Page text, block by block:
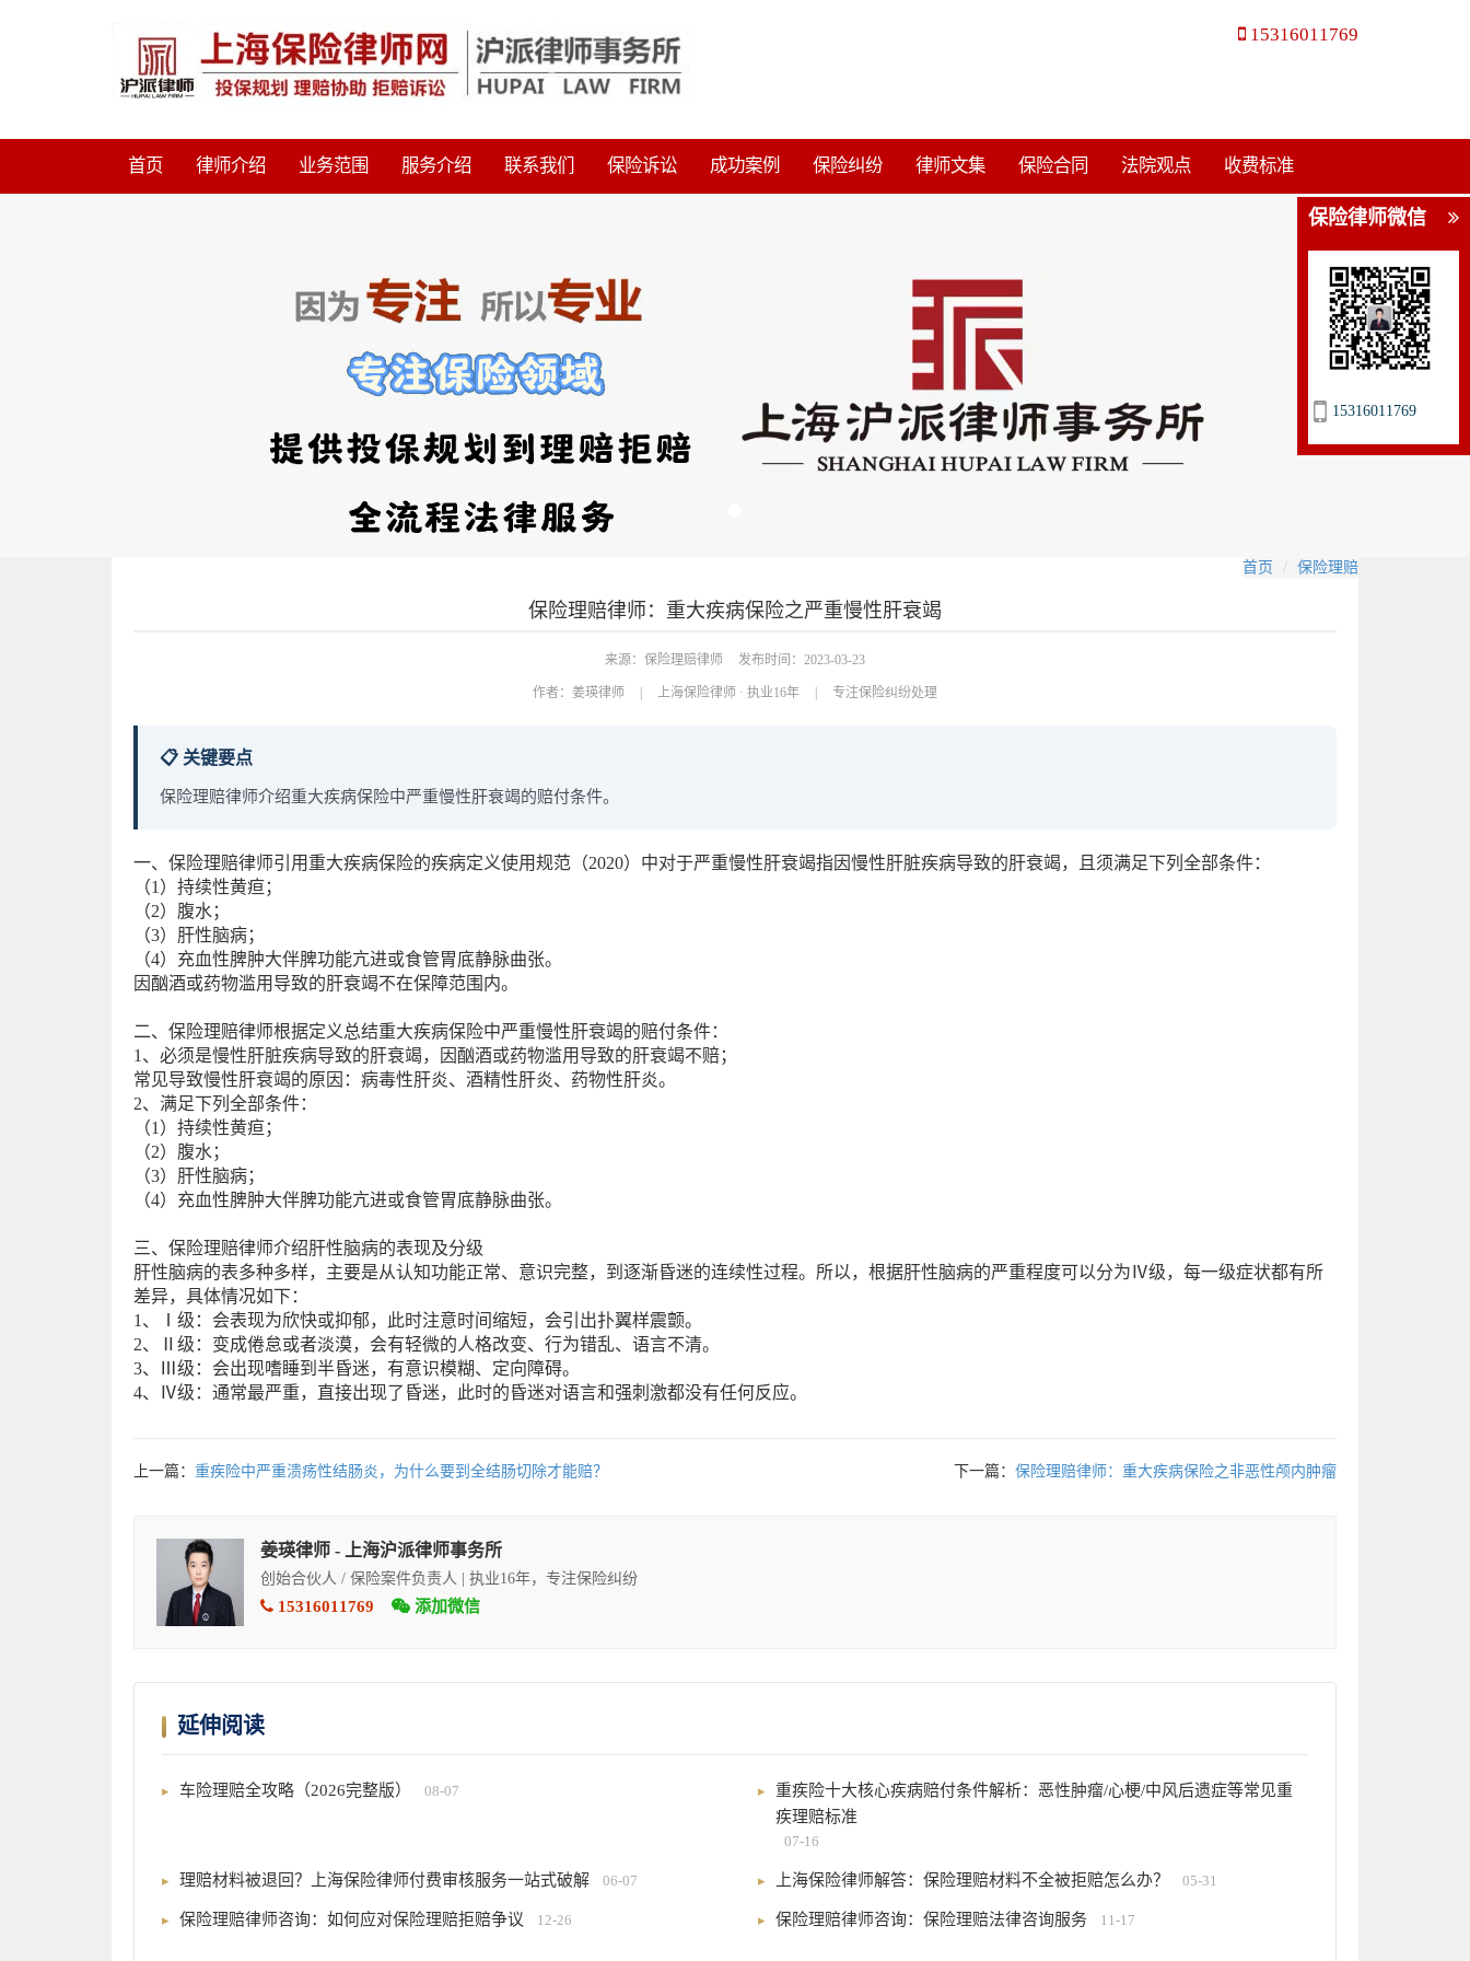
15316011769
首页 律师介绍 业务范围 服务介绍 联系我们 保险诉讼 成功案例 保险纠纷 律师文集 保险合同 法院观点 收费标准
首页 保险理赔
保险理赔律师：重大疾病保险之严重慢性肝衰竭
来源：保险理赔律师 发布时间：2023-03-23
作者： 姜瑛律师 上海保险律师 · 执业16年 专注保险纠纷处理
📋 关键要点
保险理赔律师介绍重大疾病保险中严重慢性肝衰竭的赔付条件。
一、保险理赔律师引用重大疾病保险的疾病定义使用规范（2020）中对于严重慢性肝衰竭指因慢性肝脏疾病导致的肝衰竭，且须满足下列全部条件：
（1）持续性黄疸；
（2）腹水；
（3）肝性脑病；
（4）充血性脾肿大伴脾功能亢进或食管胃底静脉曲张。
因酗酒或药物滥用导致的肝衰竭不在保障范围内。
二、保险理赔律师根据定义总结重大疾病保险中严重慢性肝衰竭的赔付条件：
1、必须是慢性肝脏疾病导致的肝衰竭，因酗酒或药物滥用导致的肝衰竭不赔；
常见导致慢性肝衰竭的原因：病毒性肝炎、酒精性肝炎、药物性肝炎。
2、满足下列全部条件：
（1）持续性黄疸；
（2）腹水；
（3）肝性脑病；
（4）充血性脾肿大伴脾功能亢进或食管胃底静脉曲张。
三、保险理赔律师介绍肝性脑病的表现及分级
肝性脑病的表多种多样，主要是从认知功能正常、意识完整，到逐渐昏迷的连续性过程。所以，根据肝性脑病的严重程度可以分为Ⅳ级，每一级症状都有所
差异，具体情况如下：
1、Ⅰ级：会表现为欣快或抑郁，此时注意时间缩短，会引出扑翼样震颤。
2、Ⅱ级：变成倦怠或者淡漠，会有轻微的人格改变、行为错乱、语言不清。
3、Ⅲ级：会出现嗜睡到半昏迷，有意识模糊、定向障碍。
4、Ⅳ级：通常最严重，直接出现了昏迷，此时的昏迷对语言和强刺激都没有任何反应。
上一篇： 重疾险中严重溃疡性结肠炎，为什么要到全结肠切除才能赔？ 下一篇： 保险理赔律师：重大疾病保险之非恶性颅内肿瘤
姜瑛律师 - 上海沪派律师事务所
创始合伙人 / 保险案件负责人 | 执业16年，专注保险纠纷
15316011769 添加微信
延伸阅读
车险理赔全攻略（2026完整版） 08-07
重疾险十大核心疾病赔付条件解析：恶性肿瘤/心梗/中风后遗症等常见重
疾理赔标准
07-16
理赔材料被退回？上海保险律师付费审核服务一站式破解 06-07 上海保险律师解答：保险理赔材料不全被拒赔怎么办？ 05-31
保险理赔律师咨询：如何应对保险理赔拒赔争议 12-26 保险理赔律师咨询：保险理赔法律咨询服务 11-17
保险律师微信
15316011769